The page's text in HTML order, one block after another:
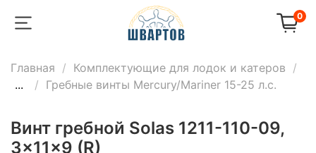
0
Главная
Комплектующие для лодок и катеров
...
Гребные винты Mercury/Mariner 15-25 л.с.
Винт гребной Solas 1211-110-09,
3x11x9 (R)